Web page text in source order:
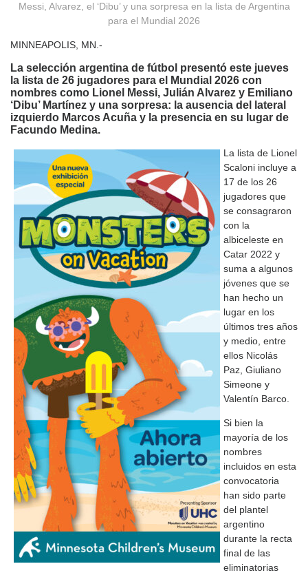
Messi, Alvarez, el ‘Dibu’ y una sorpresa en la lista de Argentina
para el Mundial 2026
MINNEAPOLIS, MN.-
La selección argentina de fútbol presentó este jueves
la lista de 26 jugadores para el Mundial 2026 con
nombres como Lionel Messi, Julián Alvarez y Emiliano
‘Dibu’ Martínez y una sorpresa: la ausencia del lateral
izquierdo Marcos Acuña y la presencia en su lugar de
Facundo Medina.
La lista de Lionel
Scaloni incluye a
17 de los 26
jugadores que
se consagraron
con la
albiceleste en
Catar 2022 y
suma a algunos
jóvenes que se
han hecho un
lugar en los
últimos tres años
y medio, entre
ellos Nicolás
Paz, Giuliano
Simeone y
Valentín Barco.
Si bien la
mayoría de los
nombres
incluidos en esta
convocatoria
han sido parte
del plantel
argentino
durante la recta
final de las
eliminatorias